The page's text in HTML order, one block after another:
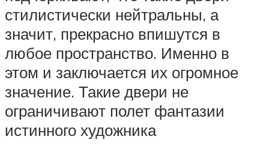
стилистически нейтральны, а
значит, прекрасно впишутся в
любое пространство. Именно в
этом и заключается их огромное
значение. Такие двери не
ограничивают полет фантазии
истинного художника